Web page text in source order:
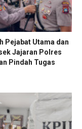
Pejabat Utama dan
Jajaran Polres
Pindah Tugas